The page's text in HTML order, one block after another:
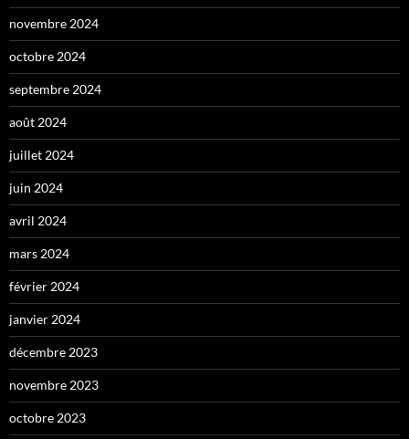
novembre 2024
octobre 2024
septembre 2024
août 2024
juillet 2024
juin 2024
avril 2024
mars 2024
février 2024
janvier 2024
décembre 2023
novembre 2023
octobre 2023